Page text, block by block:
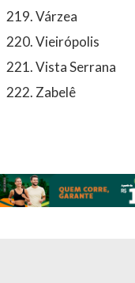
Várzea
Vieirópolis
Vista Serrana
Zabelê